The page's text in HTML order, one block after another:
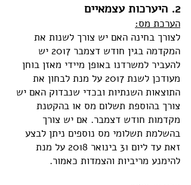
2. היערכות עצמאיים
הערכת מס:
לצורך בחינה האם יש צורך לשנות את
המקדמה בגין חודש דצמבר 2017 יש
להעביר למשרדנו באופן מיידי מאזן בוחן
מעודכן לשנת 2017 על מנת לבחון את
התוצאות השנתיות ובכדי שנבדוק האם יש
צורך בהוספת תשלום מס או בהקטנת
מקדמות חודש דצמבר. אם יש צורך
בהשלמת תשלומי מס נוספים ניתן לבצע
זאת עד ליום 31 בינואר 2018 על מנת
להימנע מריביות והצמדות כאמור.